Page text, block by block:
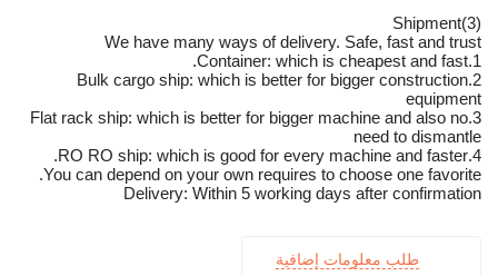
(3)Shipment
We have many ways of delivery. Safe, fast and trust
1.Container: which is cheapest and fast.
2.Bulk cargo ship: which is better for bigger construction
equipment
3.Flat rack ship: which is better for bigger machine and also no
need to dismantle
4.RO RO ship: which is good for every machine and faster.
You can depend on your own requires to choose one favorite.
Delivery: Within 5 working days after confirmation
طلب معلومات إضافية